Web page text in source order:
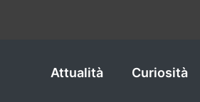
Attualità Curiosità